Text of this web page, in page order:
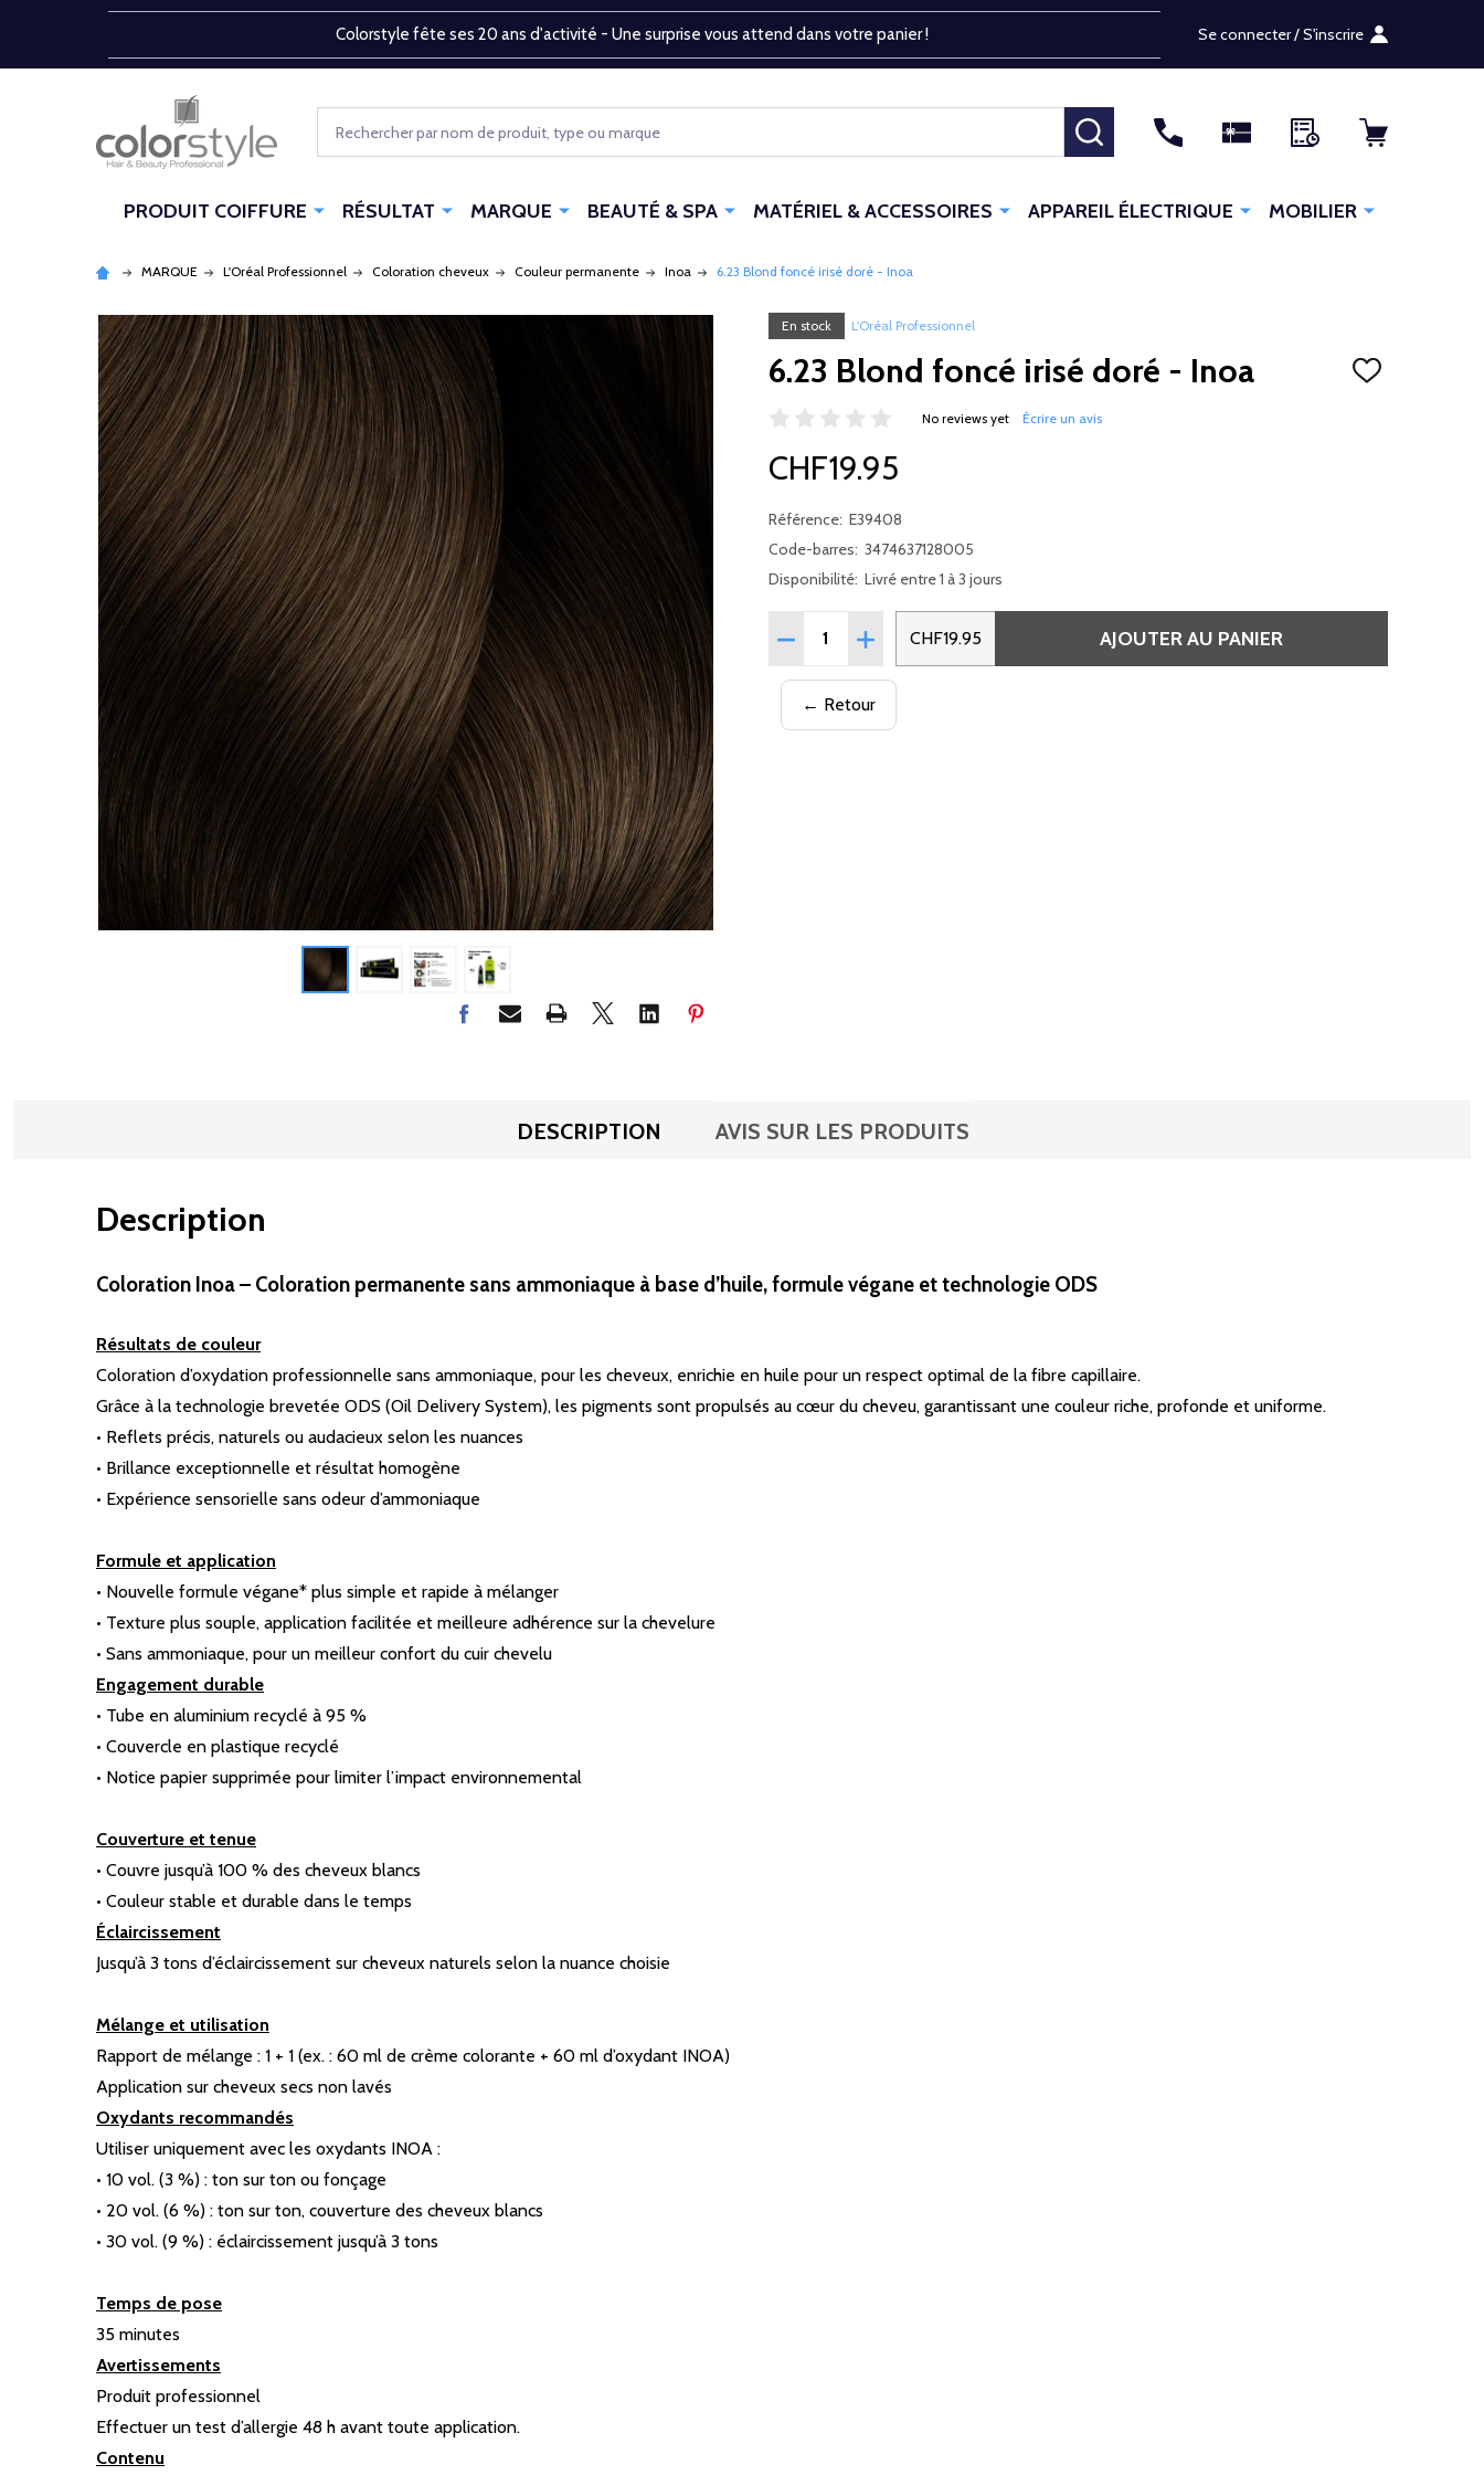
Colorstyle fête ses 20 ans d'activité - Une surprise vous attend dans votre panier ! Se connecter / S'inscrire
RECHERCHER
PRODUIT COIFFURE RÉSULTAT MARQUE BEAUTÉ & SPA MATÉRIEL & ACCESSOIRES APPAREIL ÉLECTRIQUE MOBILIER
MARQUE L'Oréal Professionnel Coloration cheveux Couleur permanente Inoa 6.23 Blond foncé irisé doré - Inoa
En stock L'Oréal Professionnel
6.23 Blond foncé irisé doré - Inoa
AJOUTER
No reviews yet Écrire un avis
CHF19.95
Référence: E39408
Code-barres: 3474637128005
Disponibilité: Livré entre 1 à 3 jours
Quantité:
RÉDUIRE LA QUANTITÉ DE 6.23 BLOND FONCÉ IRISÉ DORÉ - INOA
AUGMENTER LA QUANTITÉ DE 6.23 BLOND FONCÉ IRISÉ DORÉ - INOA
CHF19.95 AJOUTER AU PANIER
← Retour
DESCRIPTION AVIS SUR LES PRODUITS
Description
Coloration Inoa – Coloration permanente sans ammoniaque à base d’huile, formule végane et technologie ODS
Résultats de couleur
Coloration d’oxydation professionnelle sans ammoniaque, pour les cheveux, enrichie en huile pour un respect optimal de la fibre capillaire.
Grâce à la technologie brevetée ODS (Oil Delivery System), les pigments sont propulsés au cœur du cheveu, garantissant une couleur riche, profonde et uniforme.
• Reflets précis, naturels ou audacieux selon les nuances
• Brillance exceptionnelle et résultat homogène
• Expérience sensorielle sans odeur d’ammoniaque
Formule et application
• Nouvelle formule végane* plus simple et rapide à mélanger
• Texture plus souple, application facilitée et meilleure adhérence sur la chevelure
• Sans ammoniaque, pour un meilleur confort du cuir chevelu
Engagement durable
• Tube en aluminium recyclé à 95 %
• Couvercle en plastique recyclé
• Notice papier supprimée pour limiter l’impact environnemental
Couverture et tenue
• Couvre jusqu’à 100 % des cheveux blancs
• Couleur stable et durable dans le temps
Éclaircissement
Jusqu’à 3 tons d’éclaircissement sur cheveux naturels selon la nuance choisie
Mélange et utilisation
Rapport de mélange : 1 + 1 (ex. : 60 ml de crème colorante + 60 ml d’oxydant INOA)
Application sur cheveux secs non lavés
Oxydants recommandés
Utiliser uniquement avec les oxydants INOA :
• 10 vol. (3 %) : ton sur ton ou fonçage
• 20 vol. (6 %) : ton sur ton, couverture des cheveux blancs
• 30 vol. (9 %) : éclaircissement jusqu’à 3 tons
Temps de pose
35 minutes
Avertissements
Produit professionnel
Effectuer un test d’allergie 48 h avant toute application.
Contenu